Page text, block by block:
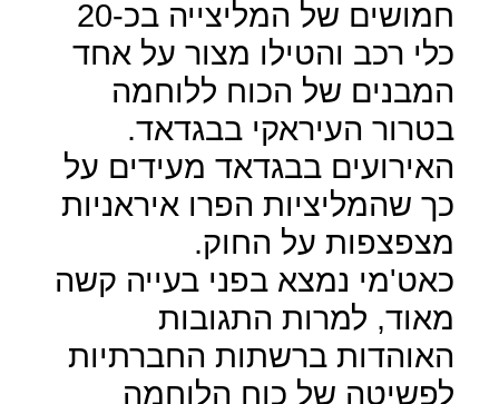
חמושים של המליצייה בכ-20
כלי רכב והטילו מצור על אחד
המבנים של הכוח ללוחמה
בטרור העיראקי בבגדאד.
האירועים בבגדאד מעידים על
כך שהמליציות הפרו איראניות
מצפצפות על החוק.
כאט'מי נמצא בפני בעייה קשה
מאוד, למרות התגובות
האוהדות ברשתות החברתיות
לפשיטה של כוח הלוחמה